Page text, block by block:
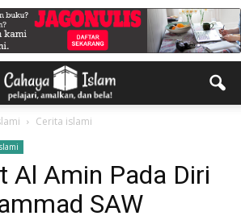
Cerita islami
Al Amin Pada Diri
SAW